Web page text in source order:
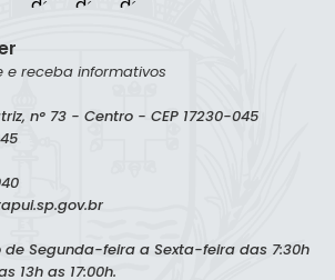
n° 73 - Centro - CEP 17230-045
Segunda-feira a Sexta-feira das 7:30h
13h as 17:00h.
e receba informativos